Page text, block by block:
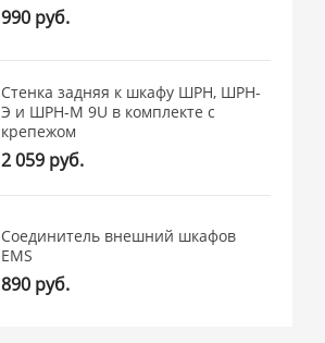
990 руб.
Стенка задняя к шкафу ШРН, ШРН-
Э и ШРН-М 9U в комплекте с
крепежом
2 059 руб.
Соединитель внешний шкафов
EMS
890 руб.